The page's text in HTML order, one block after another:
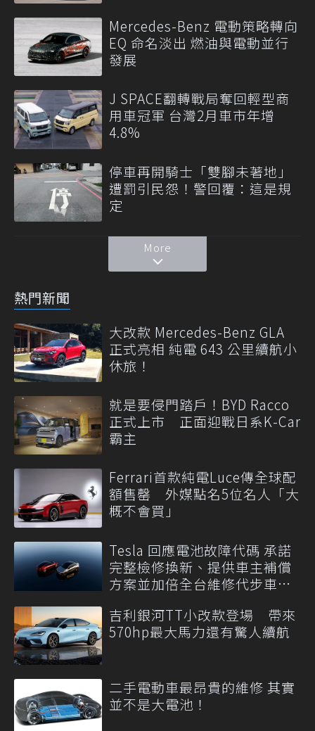
Mercedes-Benz 電動策略轉向
EQ 命名淡出 燃油與電動並行
發展
J SPACE翻轉戰局奪回輕型商
用車冠軍 台灣2月車市年增
4.8%
停車再開騎士「雙腳未著地」
遭罰引民怨！警回覆：這是規
定
More
熱門新聞
大改款 Mercedes-Benz GLA
正式亮相 純電 643 公里續航小
休旅！
就是要侵門踏戶！BYD Racco
正式上市 正面迎戰日系K-Car
霸主
Ferrari首款純電Luce傳全球配
額售罄 外媒點名5位名人「大
概不會買」
Tesla 回應電池故障代碼 承諾
完整檢修換新、提供車主補償
方案並加倍全台維修代步車數
吉利銀河TT小改款登場 帶來
570hp最大馬力還有驚人續航
二手電動車最昂貴的維修 其實
並不是大電池！